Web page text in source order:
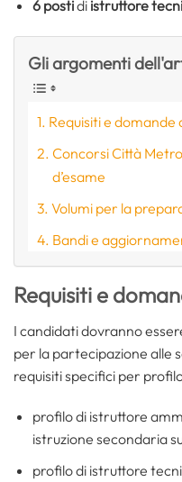
6 postidi istruttore
Gli argomenti
Requisiti e
Concorsi Città
d’esame
Volumi per la
Bandi e
Requisiti e
I candidati dovranno
per la partecipazione alle
requisiti specifici per
profilo di istruttore
istruzione secondaria
profilo di istruttore